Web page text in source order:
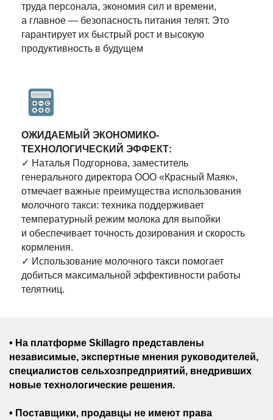
труда персонала, экономия сил и времени,
а главное — безопасность питания телят. Это
гарантирует их быстрый рост и высокую
продуктивность в будущем
ОЖИДАЕМЫЙ ЭКОНОМИКО-
ТЕХНОЛОГИЧЕСКИЙ ЭФФЕКТ:
✓ Наталья Подгорнова, заместитель
генерального директора ООО «Красный Маяк»,
отмечает важные преимущества использования
молочного такси: техника поддерживает
температурный режим молока для выпойки
и обеспечивает точность дозирования и скорость
кормления.
✓ Использование молочного такси помогает
добиться максимальной эффективности работы
телятниц.
• На платформе Skillagro представлены
независимые, экспертные мнения руководителей,
специалистов сельхозпредприятий, внедривших
новые технологические решения.
• Поставщики, продавцы не имеют права